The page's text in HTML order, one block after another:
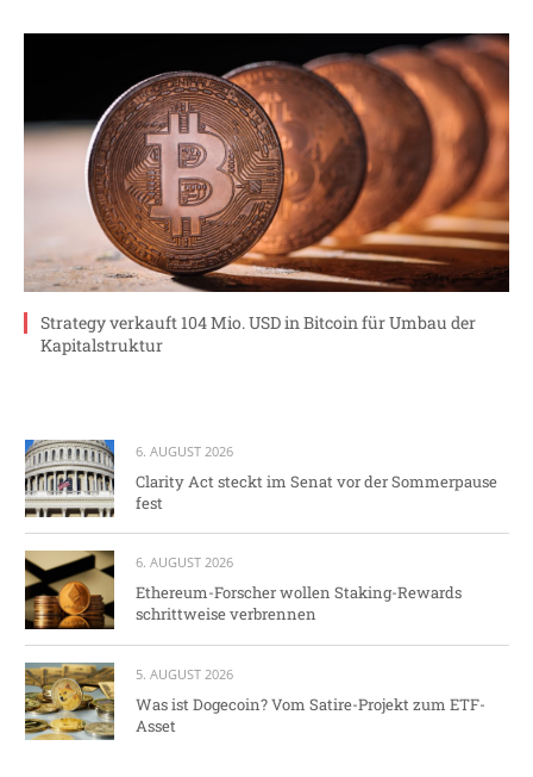
Strategy verkauft 104 Mio. USD in Bitcoin für Umbau der
Kapitalstruktur
6. AUGUST 2026
Clarity Act steckt im Senat vor der Sommerpause
fest
6. AUGUST 2026
Ethereum-Forscher wollen Staking-Rewards
schrittweise verbrennen
5. AUGUST 2026
Was ist Dogecoin? Vom Satire-Projekt zum ETF-
Asset